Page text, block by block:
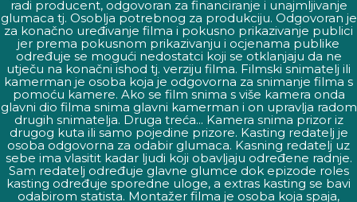
radi producent, odgovoran za financiranje i unajmljivanje
glumaca tj. Osoblja potrebnog za produkciju. Odgovoran je
za konačno uređivanje filma i pokusno prikazivanje publici
jer prema pokusnom prikazivanju i ocjenama publike
određuje se mogući nedostatci koji se otklanjaju da ne
utječu na konačni ishod tj. verziju filma. Filmski snimatelj ili
kamerman je osoba koja je odgovorna za snimanje filma s
pomoću kamere. Ako se film snima s više kamera onda
glavni dio filma snima glavni kamerman i on upravlja radom
drugih snimatelja. Druga treća... Kamera snima prizor iz
drugog kuta ili samo pojedine prizore. Kasting redatelj je
osoba odgovorna za odabir glumaca. Kasning redatelj uz
sebe ima vlasitit kadar ljudi koji obavljaju određene radnje.
Sam redatelj određuje glavne glumce dok epizode roles
kasting određuje sporedne uloge, a extras kasting se bavi
odabirom statista. Montažer filma je osoba koja spaja,